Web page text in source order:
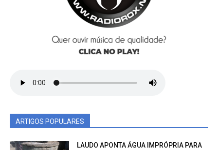
ARTIGOS POPULARES
LAUDO APONTA ÁGUA IMPRÓPRIA PARA